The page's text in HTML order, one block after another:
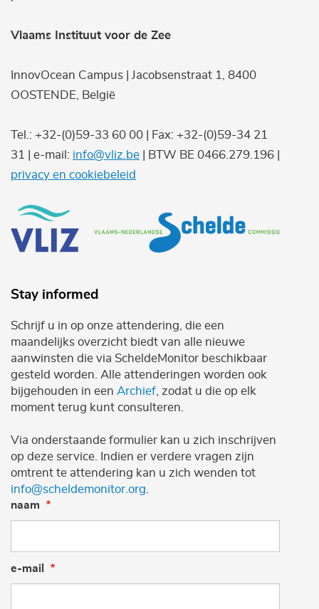
Vlaams Instituut voor de Zee
InnovOcean Campus | Jacobsenstraat 1, 8400
OOSTENDE, België
Tel.: +32-(0)59-33 60 00 | Fax: +32-(0)59-34 21
31 | e-mail: info@vliz.be | BTW BE 0466.279.196 |
privacy en cookiebeleid
Stay informed
Schrijf u in op onze attendering, die een
maandelijks overzicht biedt van alle nieuwe
aanwinsten die via ScheldeMonitor beschikbaar
gesteld worden. Alle attenderingen worden ook
bijgehouden in een Archief , zodat u die op elk
moment terug kunt consulteren.
Via onderstaande formulier kan u zich inschrijven
op deze service. Indien er verdere vragen zijn
omtrent te attendering kan u zich wenden tot
info@scheldemonitor.org
naam
e-mail